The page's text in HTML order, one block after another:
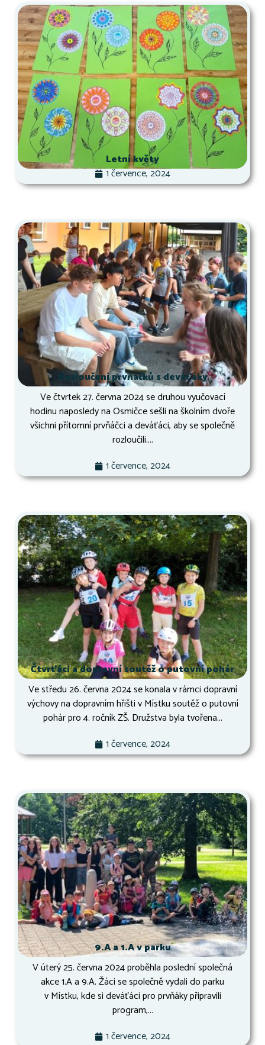
Letní květy
1 července, 2024
Rozloučení prvňáčků s deváťáky
Ve čtvrtek 27. června 2024 se druhou vyučovací
hodinu naposledy na Osmičce sešli na školním dvoře
všichni přítomní prvňáčci a deváťáci, aby se společně
rozloučili....
1 července, 2024
Čtvrťáci a dopravní soutěž o putovní pohár
Ve středu 26. června 2024 se konala v rámci dopravní
výchovy na dopravním hřišti v Místku soutěž o putovní
pohár pro 4. ročník ZŠ. Družstva byla tvořena...
1 července, 2024
9.A a 1.A v parku
V úterý 25. června 2024 proběhla poslední společná
akce 1.A a 9.A. Žáci se společně vydali do parku
v Místku, kde si deváťáci pro prvňáky připravili
program,...
1 července, 2024